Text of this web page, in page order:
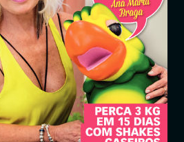
Jornais
Notícias